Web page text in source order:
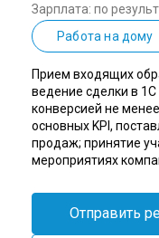
Зарплата: по
Работа на дому
Прием входящих
ведение сделки в
конверсией не
основных KPI,
продаж; принятие
мероприятиях
Отправить